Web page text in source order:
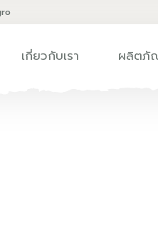
เกี่ยวกับเรา ผลิตภั